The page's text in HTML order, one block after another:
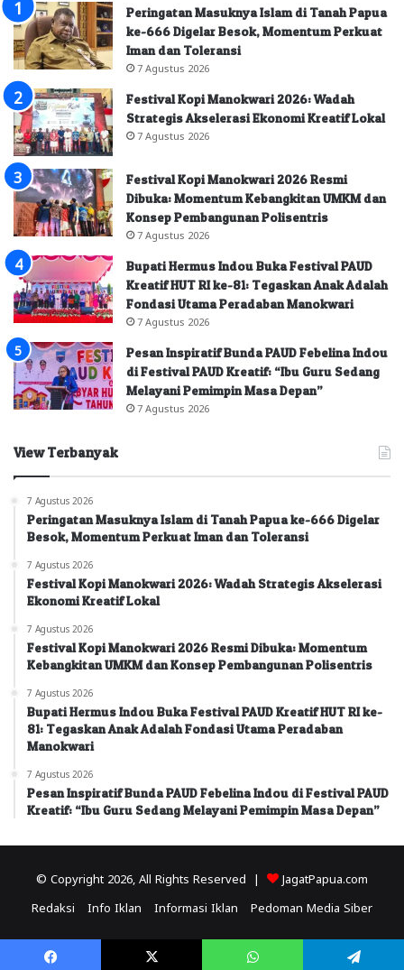
Peringatan Masuknya Islam di Tanah Papua
ke-666 Digelar Besok, Momentum Perkuat
Iman dan Toleransi
7 Agustus 2026
Festival Kopi Manokwari 2026: Wadah
Strategis Akselerasi Ekonomi Kreatif Lokal
7 Agustus 2026
Festival Kopi Manokwari 2026 Resmi
Dibuka: Momentum Kebangkitan UMKM dan
Konsep Pembangunan Polisentris
7 Agustus 2026
Bupati Hermus Indou Buka Festival PAUD
Kreatif HUT RI ke-81: Tegaskan Anak Adalah
Fondasi Utama Peradaban Manokwari
7 Agustus 2026
Pesan Inspiratif Bunda PAUD Febelina Indou
di Festival PAUD Kreatif: “Ibu Guru Sedang
Melayani Pemimpin Masa Depan”
7 Agustus 2026
View Terbanyak
7 Agustus 2026
Peringatan Masuknya Islam di Tanah Papua ke-666 Digelar
Besok, Momentum Perkuat Iman dan Toleransi
7 Agustus 2026
Festival Kopi Manokwari 2026: Wadah Strategis Akselerasi
Ekonomi Kreatif Lokal
7 Agustus 2026
Festival Kopi Manokwari 2026 Resmi Dibuka: Momentum
Kebangkitan UMKM dan Konsep Pembangunan Polisentris
7 Agustus 2026
Bupati Hermus Indou Buka Festival PAUD Kreatif HUT RI ke-
81: Tegaskan Anak Adalah Fondasi Utama Peradaban
Manokwari
7 Agustus 2026
Pesan Inspiratif Bunda PAUD Febelina Indou di Festival PAUD
Kreatif: “Ibu Guru Sedang Melayani Pemimpin Masa Depan”
© Copyright 2026, All Rights Reserved | JagatPapua.com
Redaksi Info Iklan Informasi Iklan Pedoman Media Siber